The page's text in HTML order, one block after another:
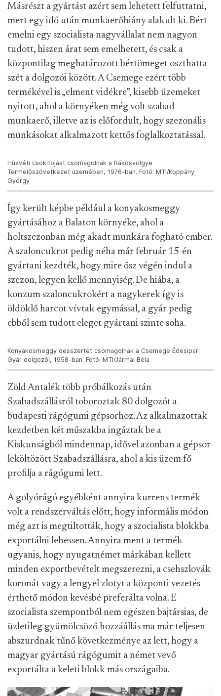
Másrészt a gyártást azért sem lehetett felfuttatni,
mert egy idő után munkaerőhiány alakult ki. Bért
emelni egy szocialista nagyvállalat nem nagyon
tudott, hiszen árat sem emelhetett, és csak a
központilag meghatározott bértömeget oszthatta
szét a dolgozói között. A Csemege ezért több
termékével is „elment vidékre”, kisebb üzemeket
nyitott, ahol a környéken még volt szabad
munkaerő, illetve az is előfordult, hogy szezonális
munkásokat alkalmazott kettős foglalkoztatással.
Termelõszövetkezet üzemében, 1976-ban. Fotó: MTI/Koppány
György
Így került képbe például a konyakosmeggy
gyártásához a Balaton környéke, ahol a
holtszezonban még akadt munkára fogható ember.
A szaloncukrot pedig néha már február 15-én
gyártani kezdték, hogy mire ősz végén indul a
szezon, legyen kellő mennyiség. De hiába, a
konzum szaloncukrokért a nagykerek így is
ebből sem tudott eleget gyártani szinte soha.